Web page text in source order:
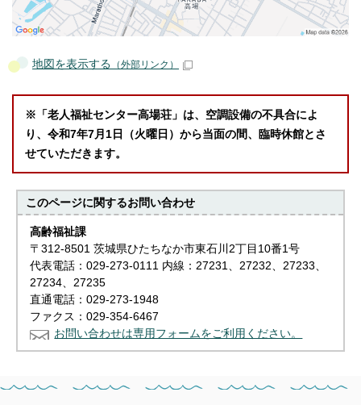
地図を表示する （外部リンク）
※「老人福祉センター高場荘」は、空調設備の不具合によ
り、令和7年7月1日（火曜日）から当面の間、臨時休館とさ
せていただきます。
このページに関するお問い合わせ
高齢福祉課
〒312-8501 茨城県ひたちなか市東石川2丁目10番1号
代表電話：029-273-0111 内線：27231、27232、27233、
27234、27235
直通電話：029-273-1948
ファクス：029-354-6467
お問い合わせは専用フォームをご利用ください。